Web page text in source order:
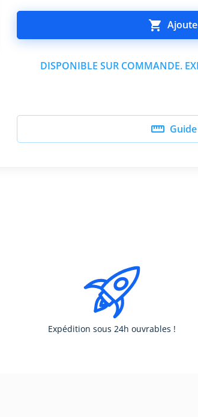

DISPONIBLE SUR COMMANDE.

Expédition sous 24h ouvrables !